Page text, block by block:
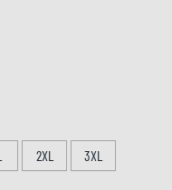
2XL 3XL